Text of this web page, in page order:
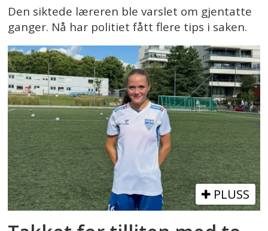
Den siktede læreren ble varslet om gjentatte
ganger. Nå har politiet fått flere tips i saken.
PLUSS